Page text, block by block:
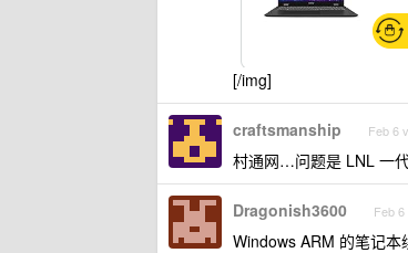
[/img]
craftsmanship Feb 6
村通网…问题是 LNL 一
Dragonish3600 Feb 6
Windows ARM 的笔记